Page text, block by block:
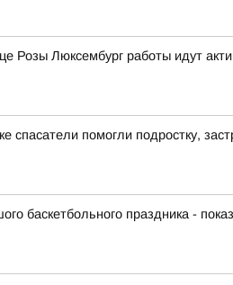
Розы Люксембург работы идут
спасатели помогли подростку,
баскетбольного праздника -